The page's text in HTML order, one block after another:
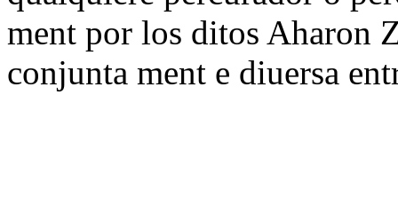
ment por los ditos Aharon
conjunta ment e diuersa